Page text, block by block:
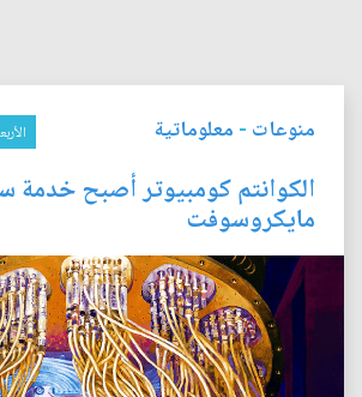
منوعات - معلوماتية الأربعاء 20 تشرين
الكوانتم كومبيوتر أصبح خدمة
مايكروسوفت